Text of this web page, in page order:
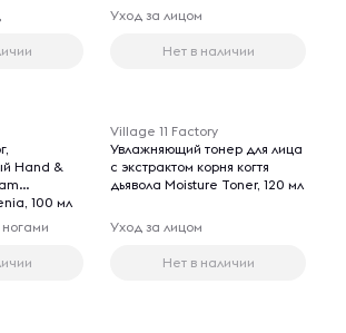
Уход за лицом
Нет в наличии
Hand &
100 мл
Village 11 Factory
Увлажняющий тонер для лица
с экстрактом корня когтя
дьявола Moisture Toner, 120 мл
Уход за лицом
Нет в наличии